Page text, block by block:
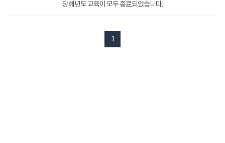
당해년도 교육이 모두 종료되었습니다.
1